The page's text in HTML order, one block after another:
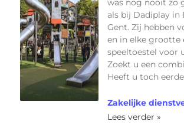
was nog nooit zo
als bij Dadiplay in
Gent. Zij hebben
en in elke grootte
speeltoestel voor
Zoekt u een
Heeft u toch
Zakelijke
Lees verder »